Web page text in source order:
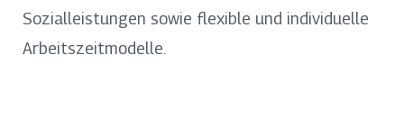
Sozialleistungen sowie flexible und individuelle
Arbeitszeitmodelle.